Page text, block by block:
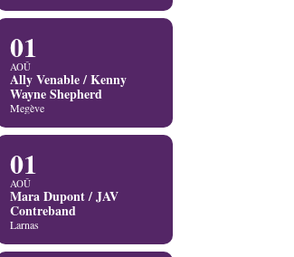
01
AOÛ
Ally Venable / Kenny
Wayne Shepherd
Megève
01
AOÛ
Mara Dupont / JAV
Contreband
Larnas